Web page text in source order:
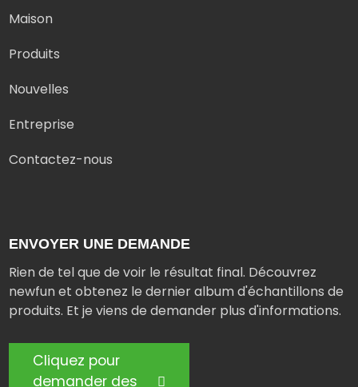
Maison
Produits
Nouvelles
Entreprise
Contactez-nous
ENVOYER UNE DEMANDE
Rien de tel que de voir le résultat final. Découvrez
newfun et obtenez le dernier album d'échantillons de
produits. Et je viens de demander plus d'informations.
Cliquez pour
demander des